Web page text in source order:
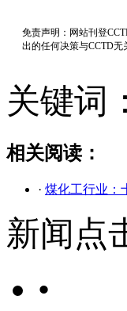
免责声明：网站刊登
出的任何决策与CCTD
关键词
相关阅读：
· 煤化工行业：
新闻点
•